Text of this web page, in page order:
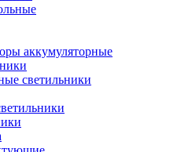
аккумуляторные
светильники